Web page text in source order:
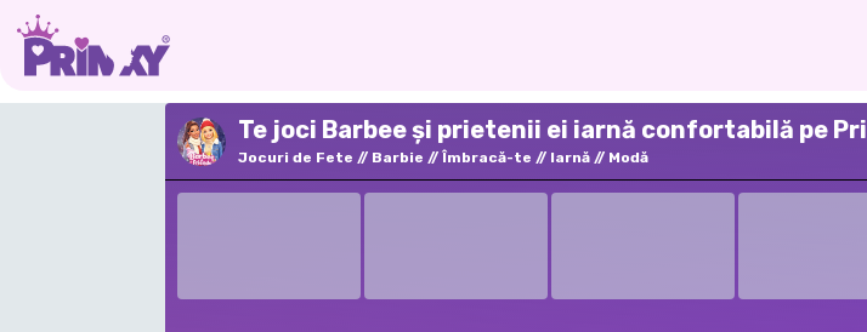
Te joci Barbee și prietenii ei iarnă confortabilă pe
Jocuri de Fete Barbie Îmbracă-te Iarnă Modă